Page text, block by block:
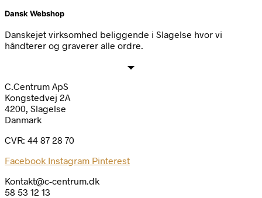
Dansk Webshop
Danskejet virksomhed beliggende i Slagelse hvor vi
håndterer og graverer alle ordre.
C.Centrum ApS
Kongstedvej 2A
4200, Slagelse
Danmark
CVR: 44 87 28 70
Facebook Instagram Pinterest
Kontakt@c-centrum.dk
58 53 12 13